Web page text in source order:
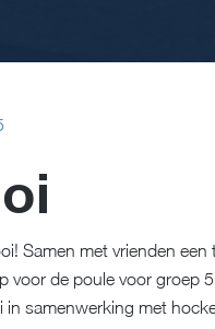
Samen met vrienden een
voor de poule voor groep
samenwerking met